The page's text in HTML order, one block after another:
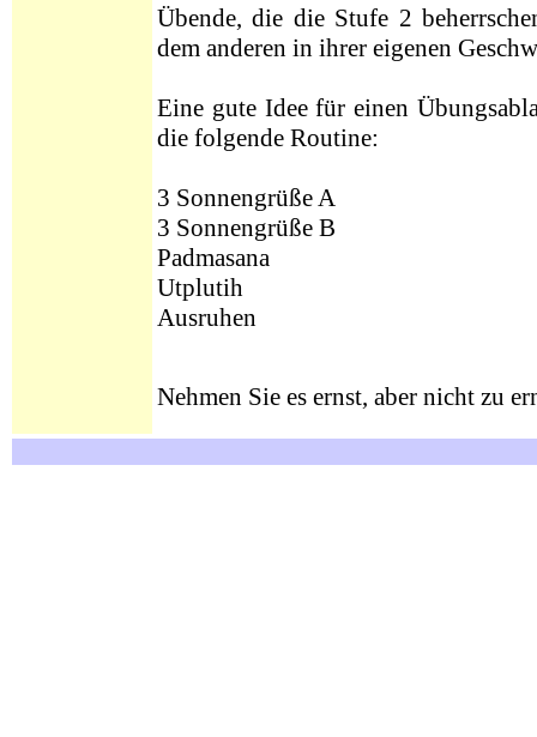
Übende, die die Stufe 2
dem anderen in ihrer eigenen
Eine gute Idee für einen
die folgende Routine:
3 Sonnengrüße A
3 Sonnengrüße B
Padmasana
Utplutih
Ausruhen
Nehmen Sie es ernst, aber nicht zu